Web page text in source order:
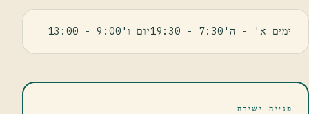
ימים א' - ה'7:30 - 19:30יום ו'9:00 - 13:00
פנייה ישירה